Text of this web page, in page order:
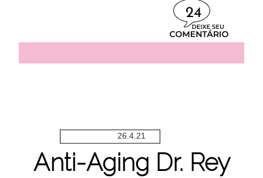
24
26.4.21
Anti-Aging Dr. Rey